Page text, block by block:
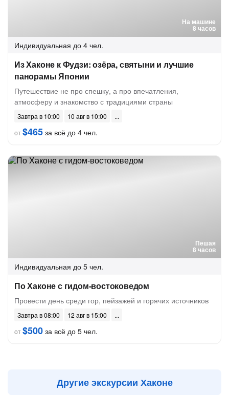
На машине
8 часов
Индивидуальная до 4 чел.
Из Хаконе к Фудзи: озёра, святыни и лучшие
панорамы Японии
Путешествие не про спешку, а про впечатления,
атмосферу и знакомство с традициями страны
Завтра в 10:00
10 авг в 10:00
от$465 за всё до 4 чел.
Пешая
8 часов
Индивидуальная до 5 чел.
По Хаконе с гидом-востоковедом
Провести день среди гор, пейзажей и горячих источников
Завтра в 08:00
12 авг в 15:00
от$500 за всё до 5 чел.
Другие экскурсии Хаконе